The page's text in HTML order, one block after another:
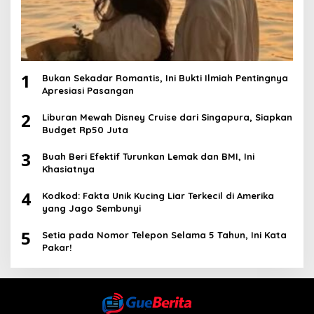
1
Bukan Sekadar Romantis, Ini Bukti Ilmiah Pentingnya
Apresiasi Pasangan
2
Liburan Mewah Disney Cruise dari Singapura, Siapkan
Budget Rp50 Juta
3
Buah Beri Efektif Turunkan Lemak dan BMI, Ini
Khasiatnya
4
Kodkod: Fakta Unik Kucing Liar Terkecil di Amerika
yang Jago Sembunyi
5
Setia pada Nomor Telepon Selama 5 Tahun, Ini Kata
Pakar!